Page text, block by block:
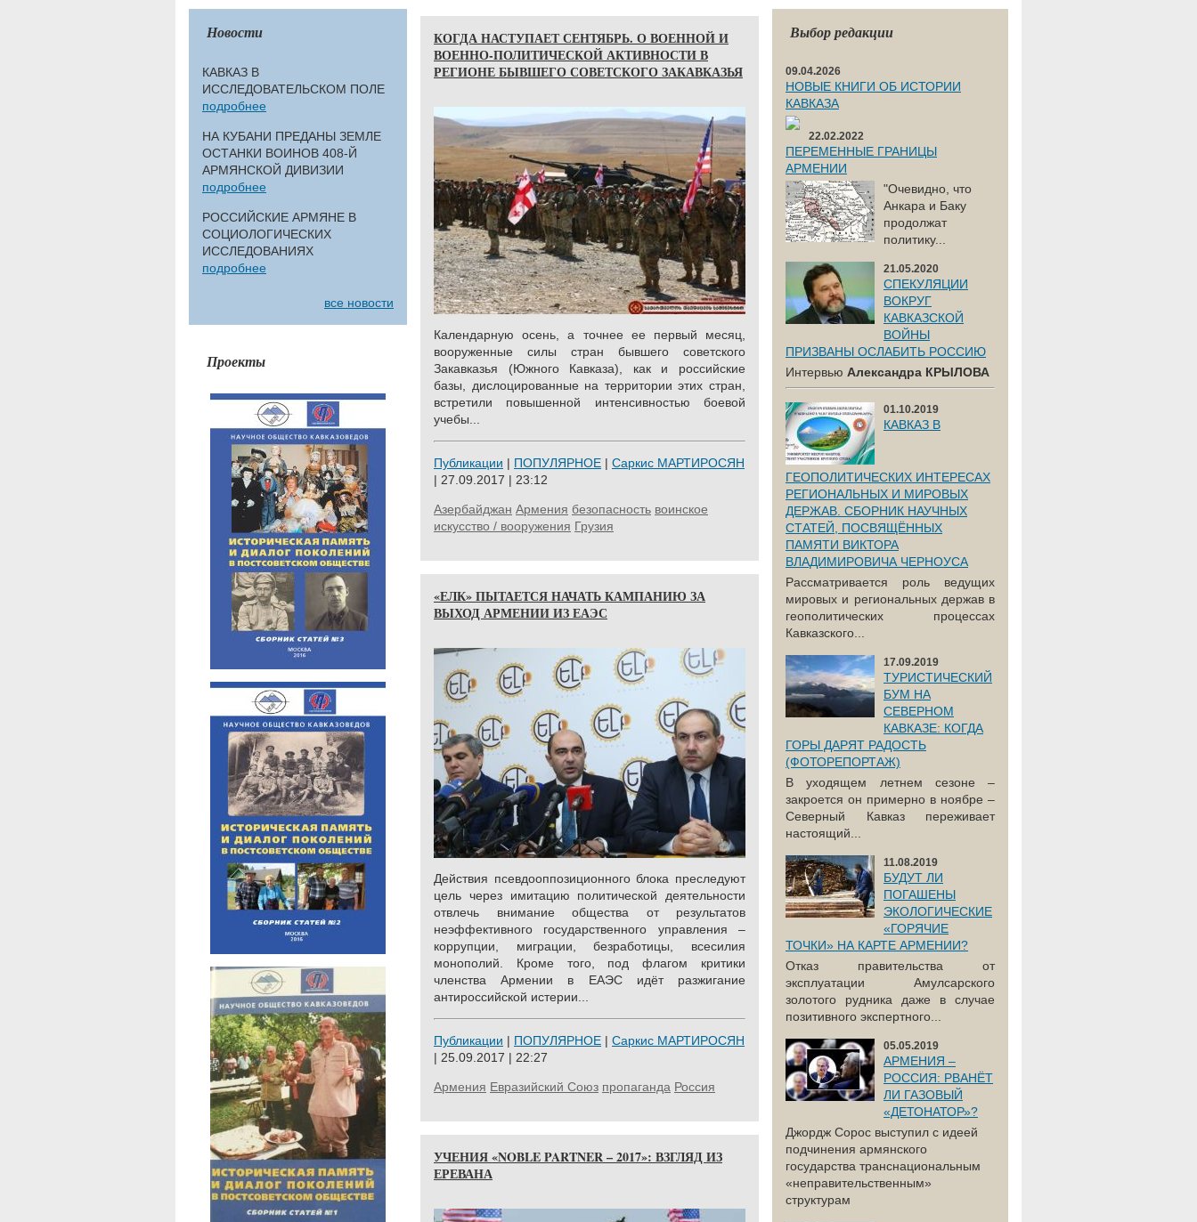
Новости
КАВКАЗ В
ИССЛЕДОВАТЕЛЬСКОМ ПОЛЕ
подробнее
НА КУБАНИ ПРЕДАНЫ ЗЕМЛЕ
ОСТАНКИ ВОИНОВ 408-Й
АРМЯНСКОЙ ДИВИЗИИ
подробнее
РОССИЙСКИЕ АРМЯНЕ В
СОЦИОЛОГИЧЕСКИХ
ИССЛЕДОВАНИЯХ
подробнее
все новости
Проекты
КОГДА НАСТУПАЕТ СЕНТЯБРЬ. О ВОЕННОЙ И
ВОЕННО-ПОЛИТИЧЕСКОЙ АКТИВНОСТИ В
РЕГИОНЕ БЫВШЕГО СОВЕТСКОГО ЗАКАВКАЗЬЯ
Календарную осень, а точнее ее первый месяц,
вооруженные силы стран бывшего советского
Закавказья (Южного Кавказа), как и российские
базы, дислоцированные на территории этих стран,
встретили повышенной интенсивностью боевой
учебы...
Публикации | ПОПУЛЯРНОЕ | Саркис МАРТИРОСЯН
| 27.09.2017 | 23:12
Азербайджан Армения безопасность воинское
искусство / вооружения Грузия
«ЕЛК» ПЫТАЕТСЯ НАЧАТЬ КАМПАНИЮ ЗА
ВЫХОД АРМЕНИИ ИЗ ЕАЭС
Действия псевдооппозиционного блока преследуют
цель через имитацию политической деятельности
отвлечь внимание общества от результатов
неэффективного государственного управления –
коррупции, миграции, безработицы, всесилия
монополий. Кроме того, под флагом критики
членства Армении в ЕАЭС идёт разжигание
антироссийской истерии...
Публикации | ПОПУЛЯРНОЕ | Саркис МАРТИРОСЯН
| 25.09.2017 | 22:27
Армения Евразийский Союз пропаганда Россия
УЧЕНИЯ «NOBLE PARTNER – 2017»: ВЗГЛЯД ИЗ
ЕРЕВАНА
Выбор редакции
09.04.2026
НОВЫЕ КНИГИ ОБ ИСТОРИИ
КАВКАЗА
22.02.2022
ПЕРЕМЕННЫЕ ГРАНИЦЫ
АРМЕНИИ
"Очевидно, что
Анкара и Баку
продолжат
политику...
21.05.2020
СПЕКУЛЯЦИИ
ВОКРУГ
КАВКАЗСКОЙ
ВОЙНЫ
ПРИЗВАНЫ ОСЛАБИТЬ РОССИЮ
Интервью Александра КРЫЛОВА
01.10.2019
КАВКАЗ В
ГЕОПОЛИТИЧЕСКИХ ИНТЕРЕСАХ
РЕГИОНАЛЬНЫХ И МИРОВЫХ
ДЕРЖАВ. СБОРНИК НАУЧНЫХ
СТАТЕЙ, ПОСВЯЩЁННЫХ
ПАМЯТИ ВИКТОРА
ВЛАДИМИРОВИЧА ЧЕРНОУСА
Рассматривается роль ведущих
мировых и региональных держав в
геополитических процессах
Кавказского...
17.09.2019
ТУРИСТИЧЕСКИЙ
БУМ НА
СЕВЕРНОМ
КАВКАЗЕ: КОГДА
ГОРЫ ДАРЯТ РАДОСТЬ
(ФОТОРЕПОРТАЖ)
В уходящем летнем сезоне –
закроется он примерно в ноябре –
Северный Кавказ переживает
настоящий...
11.08.2019
БУДУТ ЛИ
ПОГАШЕНЫ
ЭКОЛОГИЧЕСКИЕ
«ГОРЯЧИЕ
ТОЧКИ» НА КАРТЕ АРМЕНИИ?
Отказ правительства от
эксплуатации Амулсарского
золотого рудника даже в случае
позитивного экспертного...
05.05.2019
АРМЕНИЯ –
РОССИЯ: РВАНЁТ
ЛИ ГАЗОВЫЙ
«ДЕТОНАТОР»?
Джордж Сорос выступил с идеей
подчинения армянского
государства транснациональным
«неправительственным»
структурам